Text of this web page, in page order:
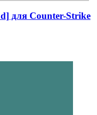
для Counter-Strike